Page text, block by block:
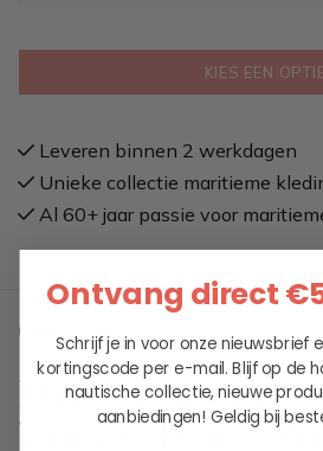
KIES EEN
Leveren binnen 2 werkdagen
Unieke collectie maritieme
Al 60+ jaar passie voor
Omschrijving
Dale of Norway
Unisex Trui –
Ontvang direct
Schrijf je in voor onze nieuwsbrief
kortingscode per e-mail. Blijf op de
nautische collectie, nieuwe
aanbiedingen! Geldig bij